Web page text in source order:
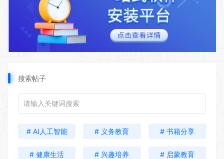
搜索帖子
# AI人工智能 # 义务教育 # 书籍分享
# 健康生活 # 兴趣培养 # 启蒙教育